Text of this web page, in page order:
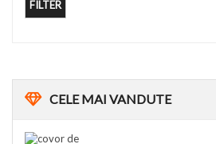
FILTER
CELEMAI VANDUTE